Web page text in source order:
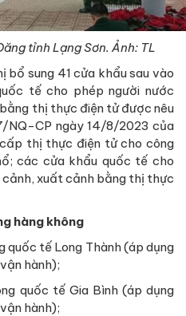
tỉnh Lạng Sơn. Ảnh: TL
bổ sung 41 cửa khẩu sau vào
tế cho phép người nước
thị thực điện tử được nêu
NQ-CP ngày 14/8/2023 của
thị thực điện tử cho công
các cửa khẩu quốc tế cho
xuất cảnh bằng thị thực
hàng không
quốc tế Long Thành (áp dụng
hành);
quốc tế Gia Bình (áp dụng
hành);